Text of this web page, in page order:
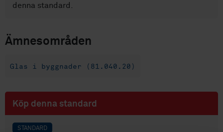
denna standard.
Ämnesområden
Glas i byggnader (81.040.20)
Köp denna standard
STANDARD